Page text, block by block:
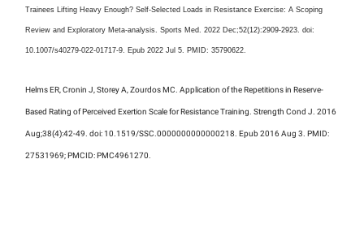
Trainees Lifting Heavy Enough? Self-Selected Loads in Resistance Exercise: A Scoping
Review and Exploratory Meta-analysis. Sports Med. 2022 Dec;52(12):2909-2923. doi:
10.1007/s40279-022-01717-9. Epub 2022 Jul 5. PMID: 35790622.
Helms ER, Cronin J, Storey A, Zourdos MC. Application of the Repetitions in Reserve-
Based Rating of Perceived Exertion Scale for Resistance Training. Strength Cond J. 2016
Aug;38(4):42-49. doi: 10.1519/SSC.0000000000000218. Epub 2016 Aug 3. PMID:
27531969; PMCID: PMC4961270.